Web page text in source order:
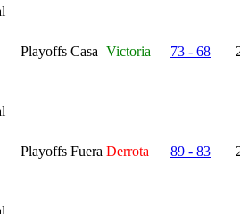
Playoffs Casa Victoria 73 - 68
Playoffs Fuera Derrota 89 - 83